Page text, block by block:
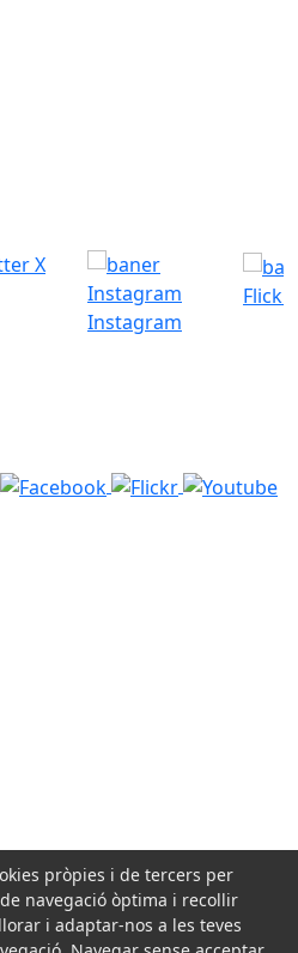
X
Instagram
Flickr
pròpies i de tercers per
navegació òptima i recollir
i adaptar-nos a les teves